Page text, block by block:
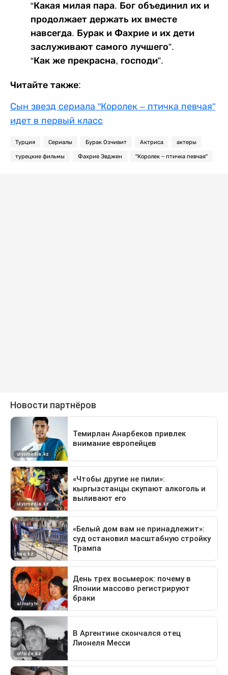
“Какая милая пара. Бог объединил их и
продолжает держать их вместе
навсегда. Бурак и Фахрие и их дети
заслуживают самого лучшего”.
“Как же прекрасна, господи”.
Читайте также:
Сын звезд сериала "Королек – птичка певчая"
идет в первый класс
Турция Сериалы Бурак Озчивит Актриса актеры
турецкие фильмы Фахрие Эвджен "Королек – птичка певчая"